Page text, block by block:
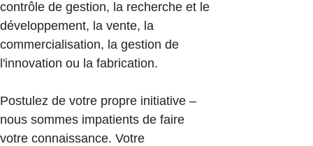
contrôle de gestion, la recherche et le
développement, la vente, la
commercialisation, la gestion de
l'innovation ou la fabrication.
Postulez de votre propre initiative –
nous sommes impatients de faire
votre connaissance. Votre